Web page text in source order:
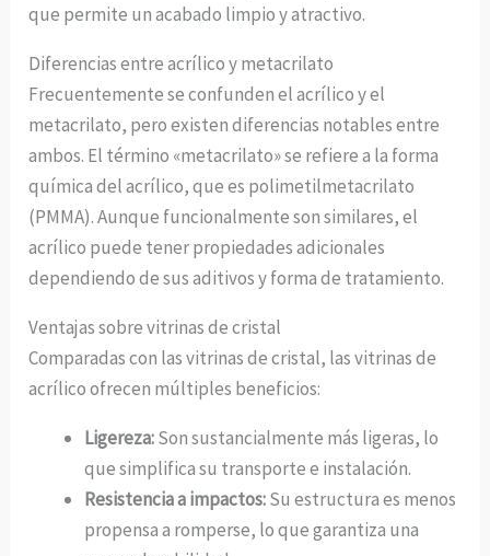
que permite un acabado limpio y atractivo.
Diferencias entre acrílico y metacrilato
Frecuentemente se confunden el acrílico y el
metacrilato, pero existen diferencias notables entre
ambos. El término «metacrilato» se refiere a la forma
química del acrílico, que es polimetilmetacrilato
(PMMA). Aunque funcionalmente son similares, el
acrílico puede tener propiedades adicionales
dependiendo de sus aditivos y forma de tratamiento.
Ventajas sobre vitrinas de cristal
Comparadas con las vitrinas de cristal, las vitrinas de
acrílico ofrecen múltiples beneficios:
Ligereza:Son sustancialmente más ligeras, lo
que simplifica su transporte e instalación.
Resistencia a impactos:Su estructura es menos
propensa a romperse, lo que garantiza una